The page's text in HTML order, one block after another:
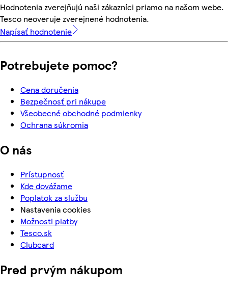
Hodnotenia zverejňujú naši zákazníci priamo na našom webe.
Tesco neoveruje zverejnené hodnotenia.
Napísať hodnotenie
Potrebujete pomoc?
Cena doručenia
Bezpečnosť pri nákupe
Všeobecné obchodné podmienky
Ochrana súkromia
O nás
Prístupnosť
Kde dovážame
Poplatok za službu
Nastavenia cookies
Možnosti platby
Tesco.sk
Clubcard
Pred prvým nákupom